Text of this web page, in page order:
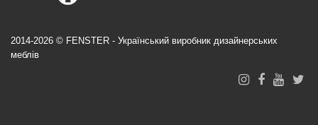
2014-2026 © FENSTER - Український виробник дизайнерських
меблів